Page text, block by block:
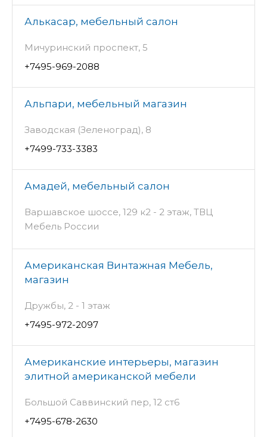
Алькасар, мебельный салон
Мичуринский проспект, 5
+7495-969-2088
Альпари, мебельный магазин
Заводская (Зеленоград), 8
+7499-733-3383
Амадей, мебельный салон
Варшавское шоссе, 129 к2 - 2 этаж, ТВЦ
Мебель России
Американская Винтажная Мебель,
магазин
Дружбы, 2 - 1 этаж
+7495-972-2097
Американские интерьеры, магазин
элитной американской мебели
Большой Саввинский пер, 12 ст6
+7495-678-2630